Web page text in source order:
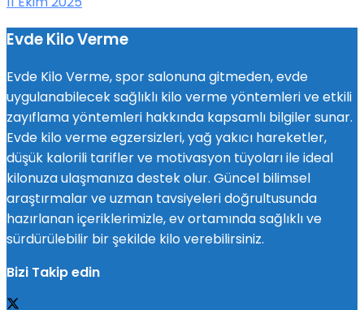
Evde Kilo Verme
Evde Kilo Verme, spor salonuna gitmeden, evde
uygulanabilecek sağlıklı kilo verme yöntemleri ve etkili
zayıflama yöntemleri hakkında kapsamlı bilgiler sunar.
Evde kilo verme egzersizleri, yağ yakıcı hareketler,
düşük kalorili tarifler ve motivasyon tüyoları ile ideal
kilonuza ulaşmanıza destek olur. Güncel bilimsel
araştırmalar ve uzman tavsiyeleri doğrultusunda
hazırlanan içeriklerimizle, ev ortamında sağlıklı ve
sürdürülebilir bir şekilde kilo verebilirsiniz.
Bizi Takip edin